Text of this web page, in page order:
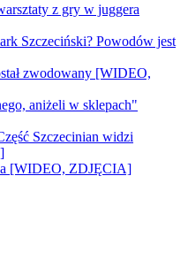
z gry w juggera
Szczeciński? Powodów jest
zwodowany [WIDEO,
aniżeli w sklepach"
Szczecinian widzi
[WIDEO, ZDJĘCIA]